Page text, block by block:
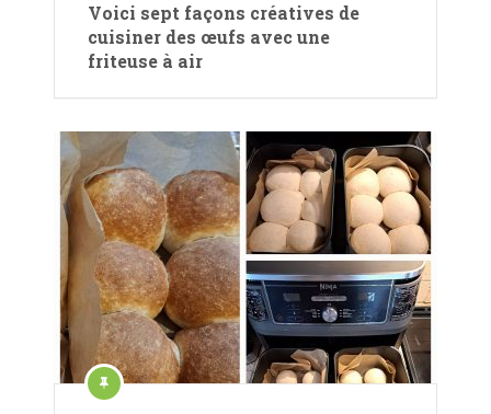
Voici sept façons créatives de
cuisiner des œufs avec une
friteuse à air